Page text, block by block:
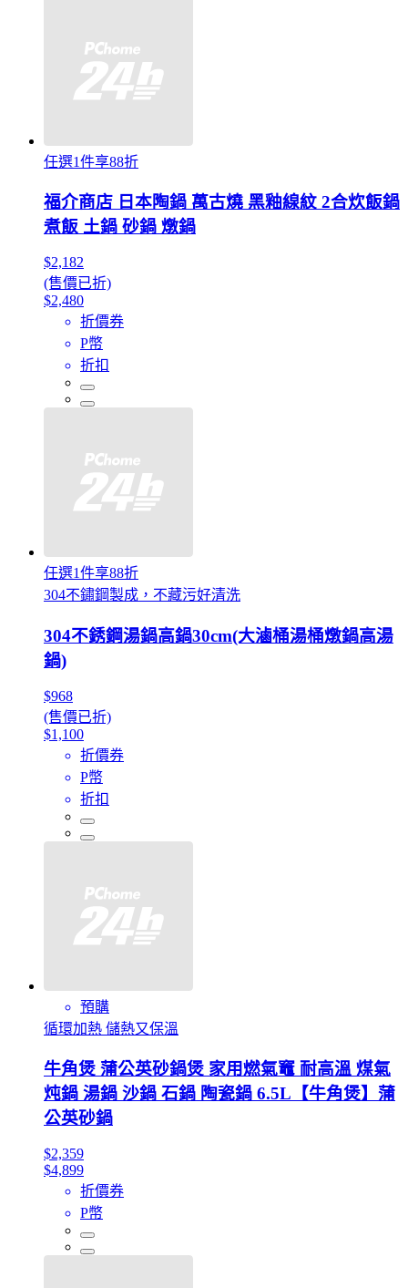
任選1件享88折
福介商店 日本陶鍋 萬古燒 黑釉線紋 2合炊飯鍋
煮飯 土鍋 砂鍋 燉鍋
$2,182
(售價已折)
$2,480
折價券
P幣
折扣
任選1件享88折
304不鏽鋼製成，不藏污好清洗
304不銹鋼湯鍋高鍋30cm(大滷桶湯桶燉鍋高湯
鍋)
$968
(售價已折)
$1,100
折價券
P幣
折扣
預購
循環加熱 儲熱又保溫
牛角煲 蒲公英砂鍋煲 家用燃氣竈 耐高溫 煤氣
炖鍋 湯鍋 沙鍋 石鍋 陶瓷鍋 6.5L【牛角煲】蒲
公英砂鍋
$2,359
$4,899
折價券
P幣